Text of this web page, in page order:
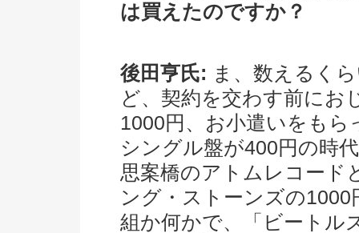
は買えたのですか？
後田亨氏: ま、数えるく
ど、契約を交わす前にお
1000円、お小遣いをも
シングル盤が400円の時
思案橋のアトムレコード
ング・ストーンズの
組か何かで、「ビートル